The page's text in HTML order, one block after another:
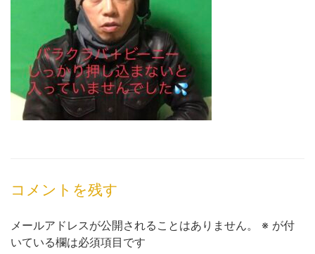
コメントを残す
メールアドレスが公開されることはありません。 ※ が付
いている欄は必須項目です